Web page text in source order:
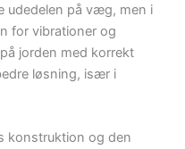
udedelen på væg, men i
for vibrationer og
jorden med korrekt
løsning, især i
konstruktion og den